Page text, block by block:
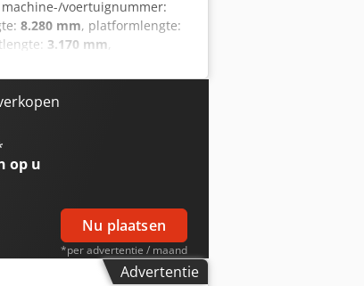
machine-/voertuignummer:
8.280 mm, platformlengte:
3.170 mm,
, Technische gegevens
565 kg
Platformbreedte: 1,45 m
3.520 kg
op u
Nu plaatsen
*per advertentie / maand
Advertentie